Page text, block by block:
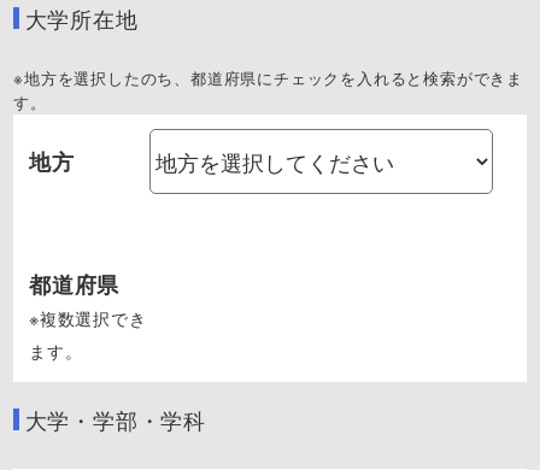
大学所在地
※地方を選択したのち、都道府県にチェックを入れると検索ができま
す。
地方
都道府県
※複数選択でき
ます。
大学・学部・学科